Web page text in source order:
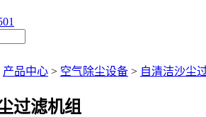
产品中心 > 空气除尘设备 > 自清洁沙尘
过滤机组